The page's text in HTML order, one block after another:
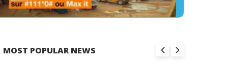
MOST POPULAR NEWS